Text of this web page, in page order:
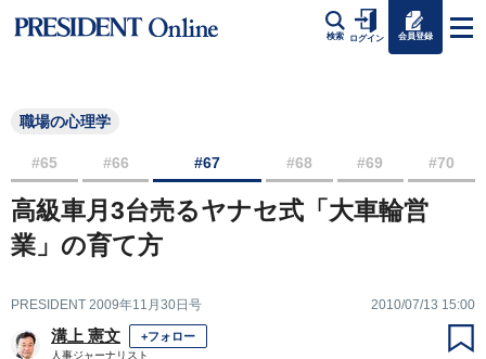
検索 ログイン 会員登録
職場の心理学
#65 #66 #67 #68 #69 #70
高級車月3台売るヤナセ式「大車輪営
業」の育て方
PRESIDENT 2009年11月30日号 2010/07/13 15:00
溝上 憲文 +フォロー
人事ジャーナリスト